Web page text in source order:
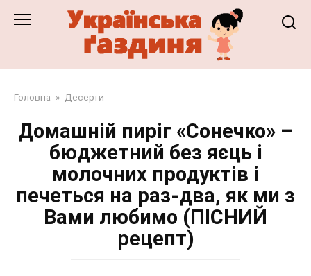
Головна » Десерти
Домашній пиріг «Сонечко» –
бюджетний без яєць і
молочних продуктів і
печеться на раз-два, як ми з
Вами любимо (ПІСНИЙ
рецепт)